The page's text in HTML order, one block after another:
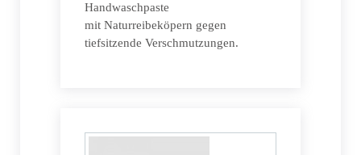
Handwaschpaste
mit Naturreibeköpern gegen
tiefsitzende Verschmutzungen.